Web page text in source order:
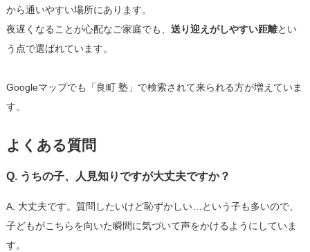
から通いやすい場所にあります。
夜遅くなることが心配なご家庭でも、 送り迎えがしやすい距離とい
う点で選ばれています。
Googleマップでも「良町 塾」で検索されて来られる方が増えていま
す。
よくある質問
Q. うちの子、人見知りですが大丈夫ですか？
A. 大丈夫です。質問したいけど恥ずかしい…という子も多いので、
子どもがこちらを向いた瞬間に気づいて声をかけるようにしていま
す。